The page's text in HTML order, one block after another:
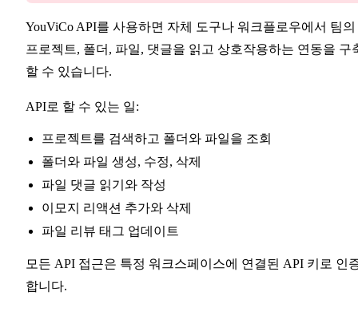
YouViCo API를 사용하면 자체 도구나 워크플로우에서 팀의
프로젝트, 폴더, 파일, 댓글을 읽고 상호작용하는 연동을 구
할 수 있습니다.
API로 할 수 있는 일:
프로젝트를 검색하고 폴더와 파일을 조회
폴더와 파일 생성, 수정, 삭제
파일 댓글 읽기와 작성
이모지 리액션 추가와 삭제
파일 리뷰 태그 업데이트
모든 API 접근은 특정 워크스페이스에 연결된 API 키로 인
합니다.